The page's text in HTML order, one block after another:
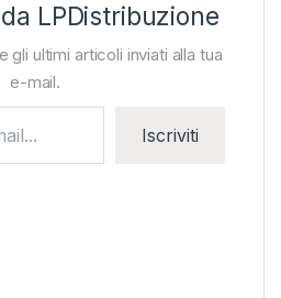
LPDistribuzione
gli ultimi articoli inviati alla tua
e-mail.
Iscriviti